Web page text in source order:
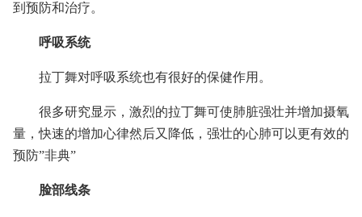
到预防和治疗。
呼吸系统
拉丁舞对呼吸系统也有很好的保健作用。
很多研究显示，激烈的拉丁舞可使肺脏强壮并增加摄氧
量，快速的增加心律然后又降低，强壮的心肺可以更有效的
预防”非典”
脸部线条